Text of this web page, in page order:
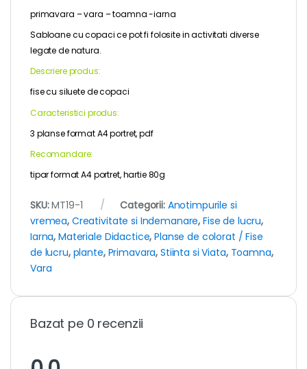
primavara – vara – toamna -iarna
Sabloane cu copaci ce pot fi folosite in activitati diverse
legate de natura.
Descriere produs:
fise cu siluete de copaci
Caracteristici produs:
3 planse format A4 portret, pdf
Recomandare:
tipar format A4 portret, hartie 80g
SKU:MT19-1 Categorii: Anotimpurile si
vremea, Creativitate si Indemanare,Fise de lucru,
Iarna,Materiale Didactice,Planse de colorat / Fise
de lucru, plante, Primavara,Stiinta si Viata, Toamna,
Vara
Bazat pe 0 recenzii